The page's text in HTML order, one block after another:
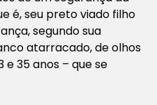
é, seu preto viado filho
segundo sua
atarracado, de olhos
35 anos – que se